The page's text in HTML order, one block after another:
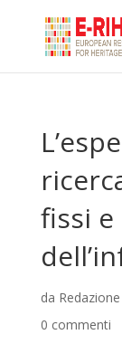
fissi
da Redazione
0 commenti